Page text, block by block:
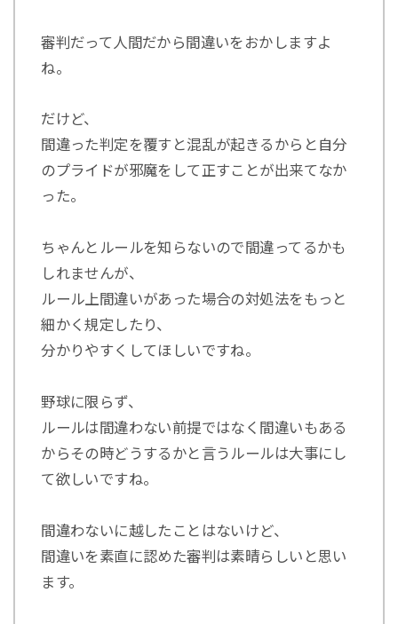
審判だって人間だから間違いをおかしますよ
ね。
だけど、
間違った判定を覆すと混乱が起きるからと自分
のプライドが邪魔をして正すことが出来てなか
った。
ちゃんとルールを知らないので間違ってるかも
しれませんが、
ルール上間違いがあった場合の対処法をもっと
細かく規定したり、
分かりやすくしてほしいですね。
野球に限らず、
ルールは間違わない前提ではなく間違いもある
からその時どうするかと言うルールは大事にし
て欲しいですね。
間違わないに越したことはないけど、
間違いを素直に認めた審判は素晴らしいと思い
ます。